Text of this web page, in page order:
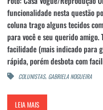
funcionalidade nesta questão
coluna trago alguns tecidos
para você e seu querido amigo.
facilidade (mais indicado para
rápida, porém desbota com
COLUNISTAS, GABRIELA NOGUEIRA
LEIA MAIS